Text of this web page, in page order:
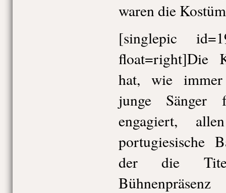
waren die
[singlepic
float=right]Die
hat, wie immer
junge Sänger
engagiert,
portugiesische
der die